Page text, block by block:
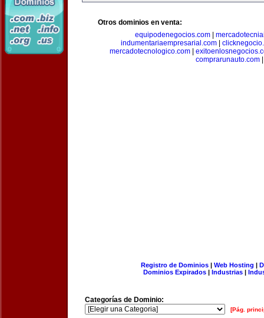
Otros dominios en venta:
equipodenegocios.com|
indumentariaempresarial.com
mercadotecnologico.com
comprarunauto.com|
Registro de Dominios| Web Hosting |
Dominios Expirados | Industrias |
Categorías de Dominio:
[Pág.